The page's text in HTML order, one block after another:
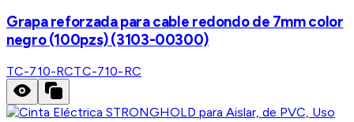
Grapa reforzada para cable redondo de 7mm color
negro (100pzs) (3103-00300)
TC-710-RCTC-710-RC